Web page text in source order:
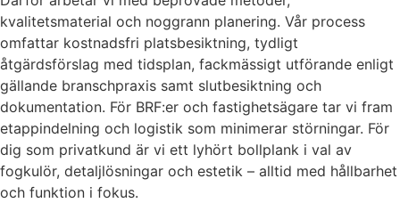
kvalitetsmaterial och noggrann planering. Vår process
omfattar kostnadsfri platsbesiktning, tydligt
åtgärdsförslag med tidsplan, fackmässigt utförande enligt
gällande branschpraxis samt slutbesiktning och
dokumentation. För BRF:er och fastighetsägare tar vi fram
etappindelning och logistik som minimerar störningar. För
dig som privatkund är vi ett lyhört bollplank i val av
fogkulör, detaljlösningar och estetik – alltid med hållbarhet
och funktion i fokus.